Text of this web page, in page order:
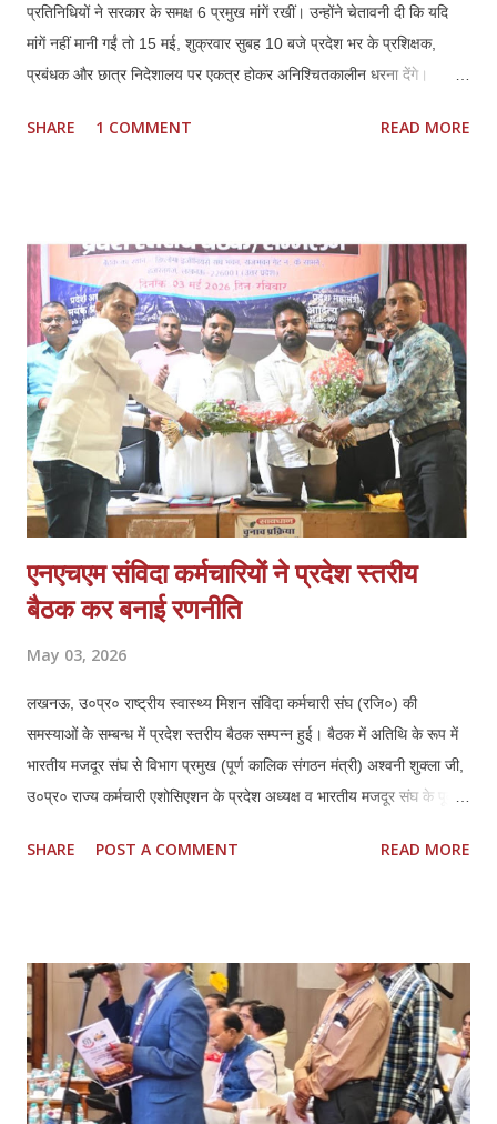
प्रतिनिधियों ने सरकार के समक्ष 6 प्रमुख मांगें रखीं। उन्होंने चेतावनी दी कि यदि
मांगें नहीं मानी गईं तो 15 मई, शुक्रवार सुबह 10 बजे प्रदेश भर के प्रशिक्षक,
प्रबंधक और छात्र निदेशालय पर एकत्र होकर अनिश्चितकालीन धरना देंगे।
लेकिन मौजूदा नीतियों से संस्थानों की आर्थिक और प्रशासनिक स्थिति प्रभावित हो
हो:* पैन, आधार, OTP आधारित e-KYC के बाद अतिरिक्त नोडल वेरिफिकेशन
अनावश्यक और शोषणकारी है। 3. *थर्ड शिफ्ट बहाल हो:* दिन में नौकरी करने वाले
हजारों छात्रों को शाम की शिफ्ट न होने से प्रशिक्षण नहीं मिल पा रहा। 4.
*PMKVY 5.0 में भागीदारी मिले:* निजी संस्थानों के पास संसाधन और अनुभवी
स्टाफ होने के बावजूद योजनाओं में भागी...
SHARE 1 COMMENT READ MORE
एनएचएम संविदा कर्मचारियों ने प्रदेश स्तरीय
बैठक कर बनाई रणनीति
May 03, 2026
लखनऊ, उ०प्र० राष्ट्रीय स्वास्थ्य मिशन संविदा कर्मचारी संघ (रजि०) की
समस्याओं के सम्बन्ध में प्रदेश स्तरीय बैठक सम्पन्न हुई। बैठक में अतिथि के रूप में
भारतीय मजदूर संघ से विभाग प्रमुख (पूर्ण कालिक संगठन मंत्री) अश्वनी शुक्ला जी,
उ०प्र० राज्य कर्मचारी एशोसिएशन के प्रदेश अध्यक्ष व भारतीय मजदूर संघ के पूर्व
दीक्षित जी की गरिमामयी उपस्थिति रही। बैठक की अध्यक्षता कर रहे एनएचएम संघ के
स्वास्थ्य मिशन के अन्तर्गत कार्यस्त संविदा कर्मचारियों की गम्भीर समस्याओं का
प्रकाश डालते हुये आगामी समय में कर्मचारियों की मुख्य मांगों में नियमितीकरण/समान
कार्य समान वेतन, वेतन बढ़ोत्तरी, जॉब सुरक्षा एवं कैशलेस चिकित्सा सुविधा अथवा
स्वास्थ्य बीमा शामिल हैं एवं इसके साथ ही कर्मचारियों के मानदेय भुगतान में आ रही
समस्याओं क...
SHARE POST A COMMENT READ MORE